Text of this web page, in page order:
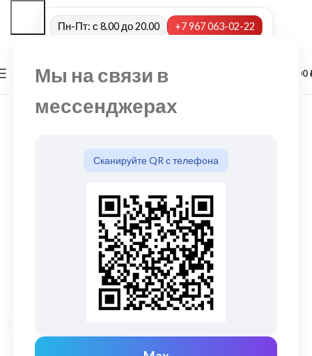
Мы на связи в
мессенджерах
Сканируйте QR с телефона
Пн-Пт: с 8.00 до 20.00 +7 967 063-02-22
МЕНЮ 0,00